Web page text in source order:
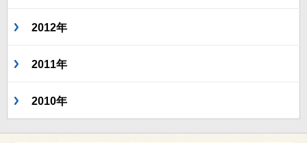
2012年
2011年
2010年